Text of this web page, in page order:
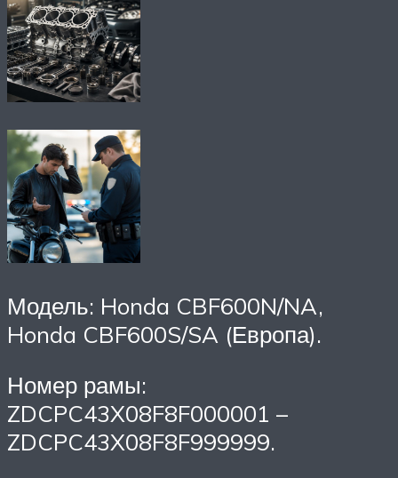
Модель: Honda CBF600N/NA,
Honda CBF600S/SA (Европа).
Номер рамы:
ZDCPC43X08F8F000001 –
ZDCPC43X08F8F999999.